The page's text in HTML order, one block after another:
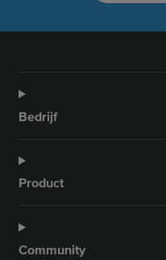
Bedrijf
Product
Community